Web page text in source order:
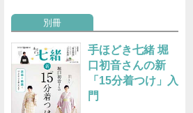
別冊
手ほどき七緒 堀
口初音さんの新
「15分着つけ」入
門